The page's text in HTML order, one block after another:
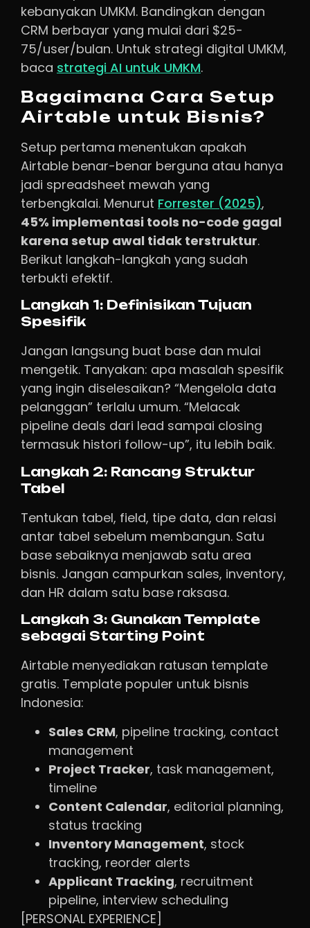
kebanyakan UMKM. Bandingkan dengan
CRM berbayar yang mulai dari $25-
75/user/bulan. Untuk strategi digital UMKM,
baca strategi AI untuk UMKM.
Bagaimana Cara Setup
Airtable untuk Bisnis?
Setup pertama menentukan apakah
Airtable benar-benar berguna atau hanya
jadi spreadsheet mewah yang
terbengkalai. Menurut Forrester (2025),
45% implementasi tools no-code gagal
karena setup awal tidak terstruktur.
Berikut langkah-langkah yang sudah
terbukti efektif.
Langkah 1: Definisikan Tujuan
Spesifik
Jangan langsung buat base dan mulai
mengetik. Tanyakan: apa masalah spesifik
yang ingin diselesaikan? “Mengelola data
pelanggan” terlalu umum. “Melacak
pipeline deals dari lead sampai closing
termasuk histori follow-up”, itu lebih baik.
Langkah 2: Rancang Struktur
Tabel
Tentukan tabel, field, tipe data, dan relasi
antar tabel sebelum membangun. Satu
base sebaiknya menjawab satu area
bisnis. Jangan campurkan sales, inventory,
dan HR dalam satu base raksasa.
Langkah 3: Gunakan Template
sebagai Starting Point
Airtable menyediakan ratusan template
gratis. Template populer untuk bisnis
Indonesia:
Sales CRM, pipeline tracking, contact
management
Project Tracker, task management,
timeline
Content Calendar, editorial planning,
status tracking
Inventory Management, stock
tracking, reorder alerts
Applicant Tracking, recruitment
pipeline, interview scheduling
[PERSONAL EXPERIENCE]